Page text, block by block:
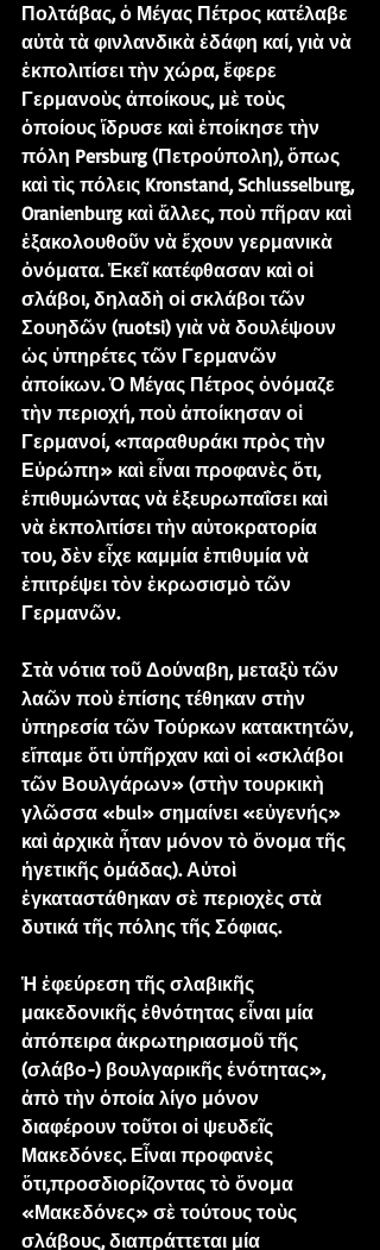
Πολτάβας, ὁ Μέγας Πέτρος κατέλαβε
αὐτὰ τὰ φινλανδικὰ ἐδάφη καί, γιὰ νὰ
ἐκπολιτίσει τὴν χώρα, ἔφερε
Γερμανοὺς ἀποίκους, μὲ τοὺς
ὁποίους ἵδρυσε καὶ ἐποίκησε τὴν
πόλη Persburg (Πετρούπολη), ὅπως
καὶ τὶς πόλεις Kronstand, Schlusselburg,
Oranienburg καὶ ἄλλες, ποὺ πῆραν καὶ
ἐξακολουθοῦν νὰ ἔχουν γερμανικὰ
ὀνόματα. Ἐκεῖ κατέφθασαν καὶ οἱ
σλάβοι, δηλαδὴ οἱ σκλάβοι τῶν
Σουηδῶν (ruotsi) γιὰ νὰ δουλέψουν
ὡς ὑπηρέτες τῶν Γερμανῶν
ἀποίκων. Ὁ Μέγας Πέτρος ὀνόμαζε
τὴν περιοχή, ποὺ ἀποίκησαν οἱ
Γερμανοί, «παραθυράκι πρὸς τὴν
Εὐρώπη» καὶ εἶναι προφανὲς ὅτι,
ἐπιθυμώντας νὰ ἐξευρωπαΐσει καὶ
νὰ ἐκπολιτίσει τὴν αὐτοκρατορία
του, δὲν εἶχε καμμία ἐπιθυμία νὰ
ἐπιτρέψει τὸν ἐκρωσισμὸ τῶν
Γερμανῶν.
Στὰ νότια τοῦ Δούναβη, μεταξὺ τῶν
λαῶν ποὺ ἐπίσης τέθηκαν στὴν
ὑπηρεσία τῶν Τούρκων κατακτητῶν,
εἴπαμε ὅτι ὑπῆρχαν καὶ οἱ «σκλάβοι
τῶν Βουλγάρων» (στὴν τουρκικὴ
γλῶσσα «bul» σημαίνει «εὐγενής»
καὶ ἀρχικὰ ἦταν μόνον τὸ ὄνομα τῆς
ἡγετικῆς ὁμάδας). Αὐτοὶ
ἐγκαταστάθηκαν σὲ περιοχὲς στὰ
δυτικά τῆς πόλης τῆς Σόφιας.
Ἡ ἐφεύρεση τῆς σλαβικῆς
μακεδονικῆς ἐθνότητας εἶναι μία
ἀπόπειρα ἀκρωτηριασμοῦ τῆς
(σλάβο-) βουλγαρικῆς ἑνότητας»,
ἀπὸ τὴν ὁποία λίγο μόνον
διαφέρουν τοῦτοι οἱ ψευδεῖς
Μακεδόνες. Εἶναι προφανὲς
ὅτι,προσδιορίζοντας τὸ ὄνομα
«Μακεδόνες» σὲ τούτους τοὺς
σλάβους, διαπράττεται μία